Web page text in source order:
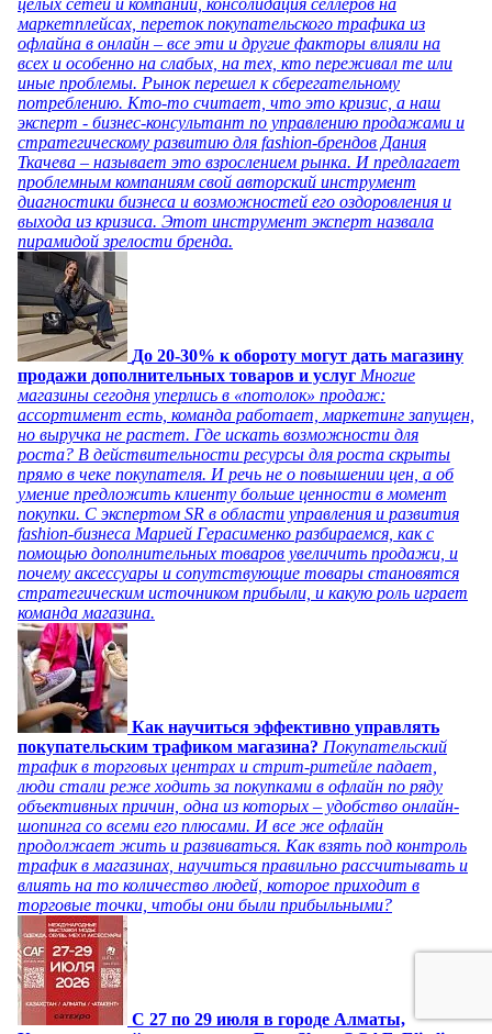
маркетплейсах, переток покупательского трафика из
офлайна в онлайн – все эти и другие факторы влияли на
всех и особенно на слабых, на тех, кто переживал те или
иные проблемы. Рынок перешел к сберегательному
потреблению. Кто-то считает, что это кризис, а наш
эксперт - бизнес-консультант по управлению продажами и
стратегическому развитию для fashion-брендов Дания
Ткачева – называет это взрослением рынка. И предлагает
проблемным компаниям свой авторский инструмент
диагностики бизнеса и возможностей его оздоровления и
выхода из кризиса. Этот инструмент эксперт назвала
пирамидой зрелости бренда.
До 20-30% к обороту могут дать магазину
продажи дополнительных товаров и услуг Многие
магазины сегодня уперлись в «потолок» продаж:
ассортимент есть, команда работает, маркетинг запущен,
но выручка не растет. Где искать возможности для
роста? В действительности ресурсы для роста скрыты
прямо в чеке покупателя. И речь не о повышении цен, а об
умение предложить клиенту больше ценности в момент
покупки. С экспертом SR в области управления и развития
fashion-бизнеса Марией Герасименко разбираемся, как с
помощью дополнительных товаров увеличить продажи, и
почему аксессуары и сопутствующие товары становятся
стратегическим источником прибыли, и какую роль играет
команда магазина.
Как научиться эффективно управлять
покупательским трафиком магазина? Покупательский
трафик в торговых центрах и стрит-ритейле падает,
люди стали реже ходить за покупками в офлайн по ряду
объективных причин, одна из которых – удобство онлайн-
шопинга со всеми его плюсами. И все же офлайн
продолжает жить и развиваться. Как взять под контроль
трафик в магазинах, научиться правильно рассчитывать и
влиять на то количество людей, которое приходит в
торговые точки, чтобы они были прибыльными?
C 27 по 29 июля в городе Алматы,